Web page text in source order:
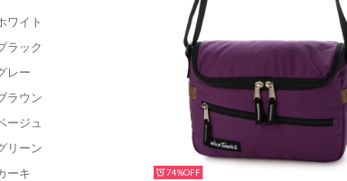
ワイト
ラック
レー
ラウン
ージュ
リーン
ーキ
74%